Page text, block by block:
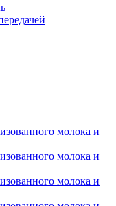
молока и
молока и
молока и